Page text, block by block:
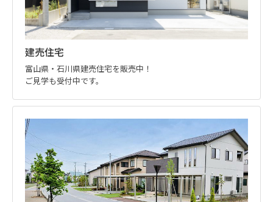
建売住宅
富山県・石川県建売住宅を販売中！
ご見学も受付中です。